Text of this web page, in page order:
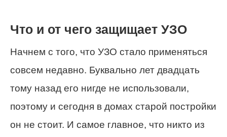
Что и от чего защищает УЗО
Начнем с того, что УЗО стало применяться
совсем недавно. Буквально лет двадцать
тому назад его нигде не использовали,
поэтому и сегодня в домах старой постройки
он не стоит. И самое главное, что никто из